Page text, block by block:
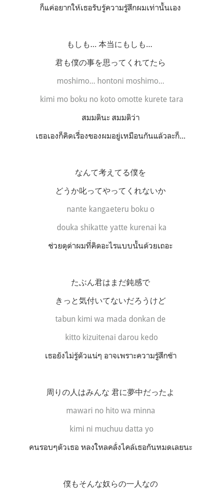
ก็แค่อยากให้เธอรับรู้ความรู้สึกผมเท่านั้นเอง
もしも… 本当にもしも…
君も僕の事を思ってくれてたら
moshimo... hontoni moshimo...
kimi mo boku no koto omotte kurete tara
สมมตินะ สมมติว่า
เธอเองก็คิดเรื่องของผมอยู่เหมือนกันแล้วละก็...
なんて考えてる僕を
どうか叱ってやってくれないか
nante kangaeteru boku o
douka shikatte yatte kurenai ka
ช่วยดุด่าผมที่คิดอะไรแบบนั้นด้วยเถอะ
たぶん君はまだ鈍感で
きっと気付いてないだろうけど
tabun kimi wa mada donkan de
kitto kizuitenai darou kedo
เธอยังไม่รู้ตัวแน่ๆ อาจเพราะความรู้สึกช้า
周りの人はみんな 君に夢中だったよ
mawari no hito wa minna
kimi ni muchuu datta yo
คนรอบๆตัวเธอ หลงใหลคลั่งไคล้เธอกันหมดเลยนะ
僕もそんな奴らの一人なの